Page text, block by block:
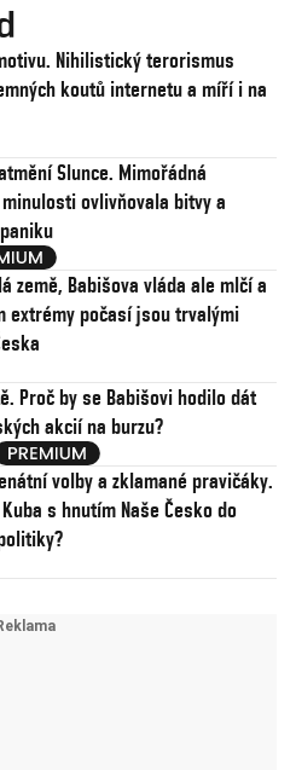
Nihilistický terorismus
koutů internetu a míří i na
Slunce. Mimořádná
ovlivňovala bitvy a
země, Babišova vláda ale mlčí a
extrémy počasí jsou trvalými
Proč by se Babišovi hodilo dát
akcií na burzu?
volby a zklamané pravičáky.
s hnutím Naše Česko do